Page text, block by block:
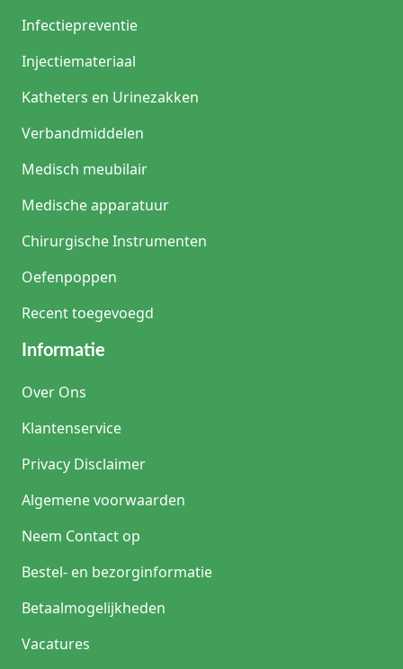
Infectiepreventie
Injectiemateriaal
Katheters en Urinezakken
Verbandmiddelen
Medisch meubilair
Medische apparatuur
Chirurgische Instrumenten
Oefenpoppen
Recent toegevoegd
Informatie
Over Ons
Klantenservice
Privacy Disclaimer
Algemene voorwaarden
Neem Contact op
Bestel- en bezorginformatie
Betaalmogelijkheden
Vacatures